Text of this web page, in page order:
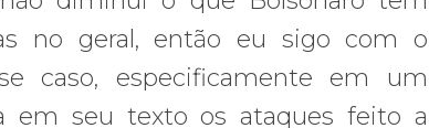
no geral, então eu sigo com o
caso, especificamente em um
em seu texto os ataques feito a